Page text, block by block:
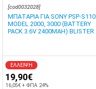
[cod0032028]
ΜΠΑΤΑΡΙΑ ΓΙΑ SONY PSP-S110
MODEL 2000, 3000 (BATTERY
PACK 3.6V 2400MAH) BLISTER
ΕΛΛΕΙΨΗ
19,90€
16,05€ + ΦΠΑ 24%